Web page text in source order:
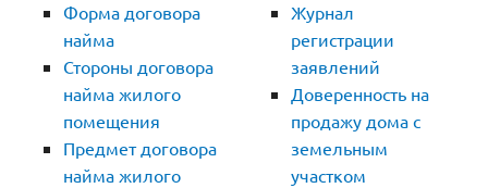
Форма договора
найма
Стороны договора
найма жилого
помещения
Предмет договора
найма жилого
Журнал
регистрации
заявлений
Доверенность на
продажу дома с
земельным
участком